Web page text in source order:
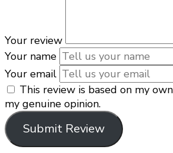
Your review
Your name
Your email
This review is based on my
my genuine opinion.
Submit Review